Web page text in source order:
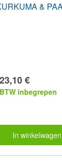
&
23,10 €
BTW inbegrepen
In winkelwagen